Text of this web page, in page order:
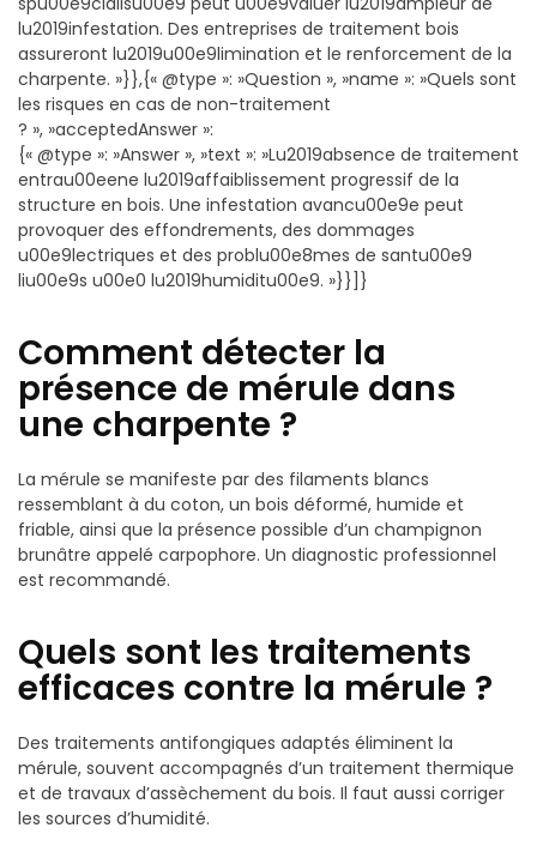
lu2019infestation. Des entreprises de traitement bois
assureront lu2019u00e9limination et le renforcement de la
charpente. »}},{« @type »: »Question », »name »: »Quels sont
les risques en cas de non-traitement
? », »acceptedAnswer »:
{« @type »: »Answer », »text »: »Lu2019absence de traitement
entrau00eene lu2019affaiblissement progressif de la
structure en bois. Une infestation avancu00e9e peut
provoquer des effondrements, des dommages
u00e9lectriques et des problu00e8mes de santu00e9
liu00e9s u00e0 lu2019humiditu00e9. »}}]}
Comment détecter la
présence de mérule dans
une charpente ?
La mérule se manifeste par des filaments blancs
ressemblant à du coton, un bois déformé, humide et
friable, ainsi que la présence possible d’un champignon
brunâtre appelé carpophore. Un diagnostic professionnel
est recommandé.
Quels sont les traitements
efficaces contre la mérule ?
Des traitements antifongiques adaptés éliminent la
mérule, souvent accompagnés d’un traitement thermique
et de travaux d’assèchement du bois. Il faut aussi corriger
les sources d’humidité.